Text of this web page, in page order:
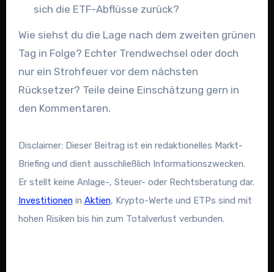
sich die ETF-Abflüsse zurück?
Wie siehst du die Lage nach dem zweiten grünen
Tag in Folge? Echter Trendwechsel oder doch
nur ein Strohfeuer vor dem nächsten
Rücksetzer? Teile deine Einschätzung gern in
den Kommentaren.
Disclaimer: Dieser Beitrag ist ein redaktionelles Markt-
Briefing und dient ausschließlich Informationszwecken.
Er stellt keine Anlage-, Steuer- oder Rechtsberatung dar.
Investitionenin Aktien, Krypto-Werte und ETPs sind mit
hohen Risiken bis hin zum Totalverlust verbunden.